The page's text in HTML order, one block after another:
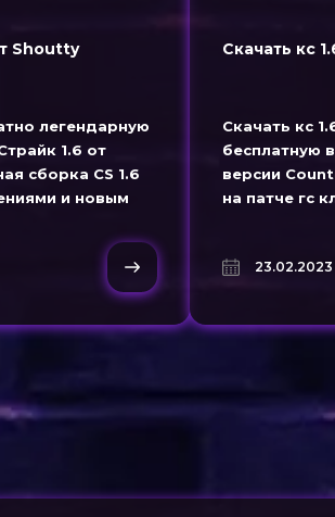
Shoutty
легендарную
1.6 от
сборка CS 1.6
и новым
Скачать кс
Скачать кс
бесплатную
версии
на патче гс
добавлены
CS GO.23.02.2023